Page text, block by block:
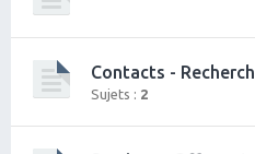
Contacts -
Sujets : 2